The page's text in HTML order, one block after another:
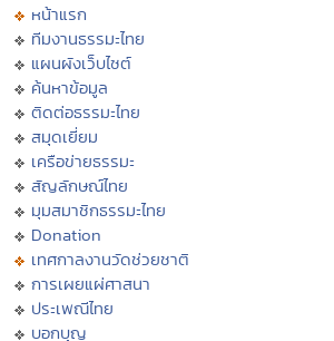
หน้าแรก
ทีมงานธรรมะไทย
แผนผังเว็บไซต์
ค้นหาข้อมูล
ติดต่อธรรมะไทย
สมุดเยี่ยม
เครือข่ายธรรมะ
สัญลักษณ์ไทย
มุมสมาชิกธรรมะไทย
Donation
เทศกาลงานวัดช่วยชาติ
การเผยแผ่ศาสนา
ประเพณีไทย
บอกบุญ